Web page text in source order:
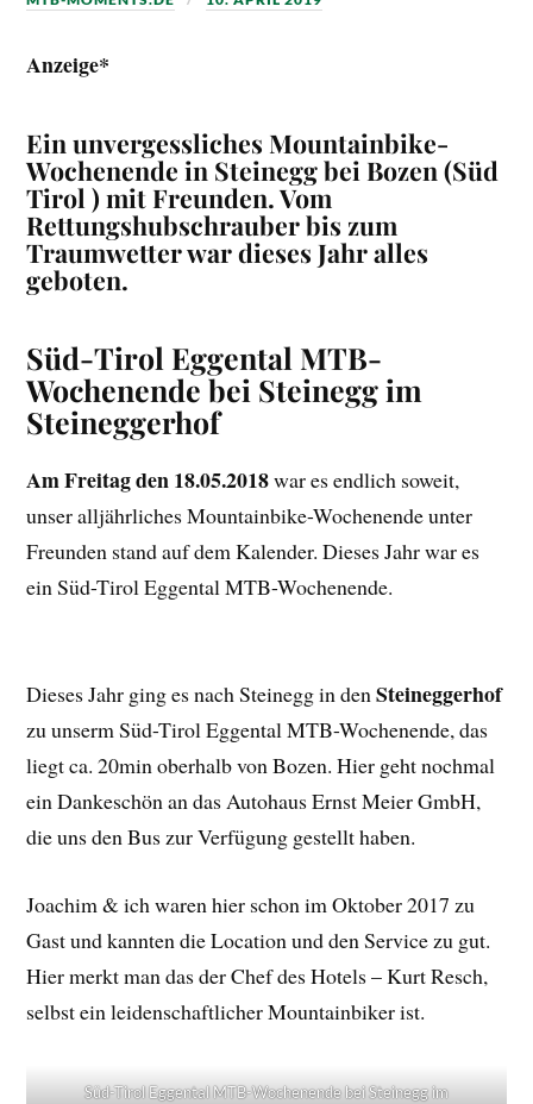
Anzeige*
Ein unvergessliches Mountainbike-
Wochenende in Steinegg bei Bozen (Süd
Tirol ) mit Freunden. Vom
Rettungshubschrauber bis zum
Traumwetter war dieses Jahr alles
geboten.
Süd-Tirol Eggental MTB-
Wochenende bei Steinegg im
Steineggerhof
Am Freitag den 18.05.2018war es endlich soweit,
unser alljährliches Mountainbike-Wochenende unter
Freunden stand auf dem Kalender. Dieses Jahr war es
ein Süd-Tirol Eggental MTB-Wochenende.
Dieses Jahr ging es nach Steinegg in denSteineggerhof
zu unserm Süd-Tirol Eggental MTB-Wochenende, das
liegt ca. 20min oberhalb von Bozen. Hier geht nochmal
ein Dankeschön an das Autohaus Ernst Meier GmbH,
die uns den Bus zur Verfügung gestellt haben.
Joachim & ich waren hier schon im Oktober 2017 zu
Gast und kannten die Location und den Service zu gut.
Hier merkt man das der Chef des Hotels – Kurt Resch,
selbst ein leidenschaftlicher Mountainbiker ist.
Süd-Tirol Eggental MTB-Wochenende bei Steinegg im